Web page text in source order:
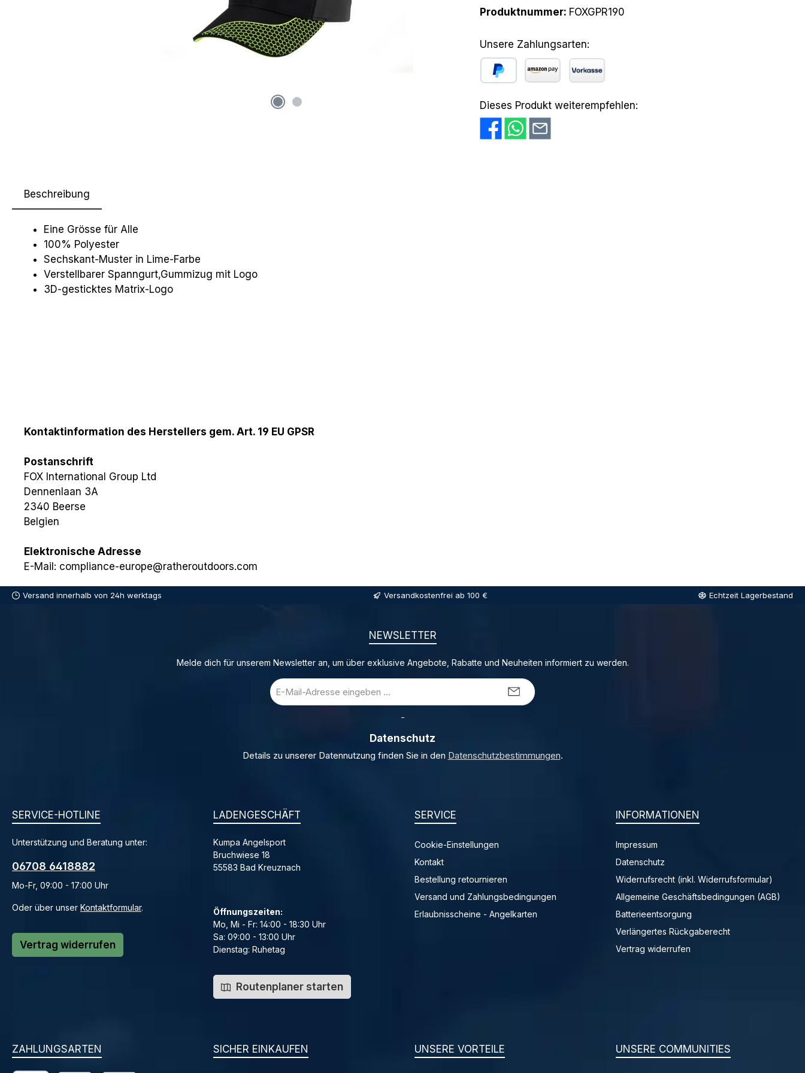
Produktnummer: FOXGPR190
Unsere Zahlungsarten:
Dieses Produkt weiterempfehlen:
Beschreibung
Eine Grösse für Alle
100% Polyester
Sechskant-Muster in Lime-Farbe
Verstellbarer Spanngurt,Gummizug mit Logo
3D-gesticktes Matrix-Logo
Kontaktinformation des Herstellers gem. Art. 19 EU GPSR
Postanschrift
FOX International Group Ltd
Dennenlaan 3A
2340 Beerse
Belgien
Elektronische Adresse
E-Mail: compliance-europe@ratheroutdoors.com
Versand innerhalb von 24h werktags Versandkostenfrei ab 100 € Echtzeit Lagerbestand
NEWSLETTER
Melde dich für unserem Newsletter an, um über exklusive Angebote, Rabatte und Neuheiten informiert zu werden.
E-
Mail-
Datenschutz
Details zu unserer Datennutzung finden Sie in den Datenschutzbestimmungen.
SERVICE-HOTLINE
Unterstützung und Beratung unter:
06708 6418882
Mo-Fr, 09:00 - 17:00 Uhr
Oder über unser Kontaktformular.
Vertrag widerrufen
LADENGESCHÄFT
Kumpa Angelsport
Bruchwiese 18
55583 Bad Kreuznach
Öffnungszeiten:
Mo, Mi - Fr: 14:00 - 18:30 Uhr
Sa: 09:00 - 13:00 Uhr
Dienstag: Ruhetag
Routenplaner starten
SERVICE
Cookie-Einstellungen
Kontakt
Bestellung retournieren
Versand und Zahlungsbedingungen
Erlaubnisscheine - Angelkarten
INFORMATIONEN
Impressum
Datenschutz
Widerrufsrecht (inkl. Widerrufsformular)
Allgemeine Geschäftsbedingungen (AGB)
Batterieentsorgung
Verlängertes Rückgaberecht
Vertrag widerrufen
ZAHLUNGSARTEN SICHER EINKAUFEN UNSERE VORTEILE UNSERE COMMUNITIES